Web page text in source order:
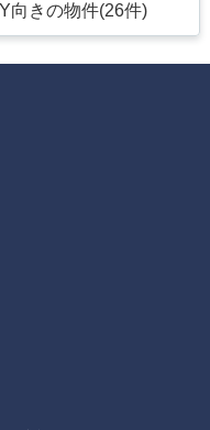
向きの物件(26件)